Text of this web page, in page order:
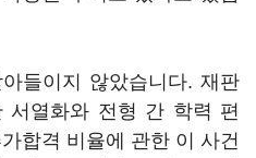
들이지 않았습니다. 재판
서열화와 전형 간 학력 편
합격 비율에 관한 이 사건